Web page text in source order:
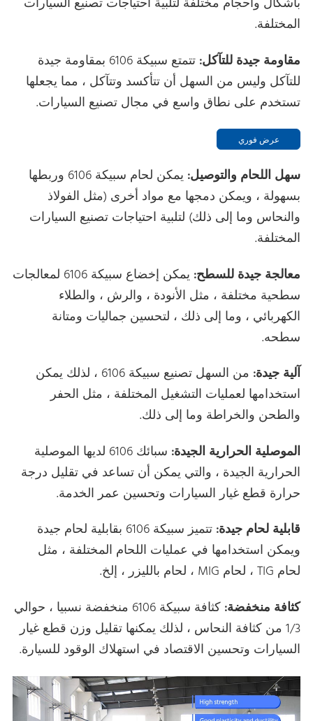
المختلفة.
مقاومة جيدة للتآكل:
تتمتع سبيكة 6106 بمقاومة جيدة
للتآكل وليس من السهل أن تتأكسد وتتآكل ، مما يجعلها
تستخدم على نطاق واسع في مجال تصنيع السيارات.
عرض فوري
سهل اللحام والتوصيل:
يمكن لحام سبيكة 6106 وربطها
بسهولة ، ويمكن دمجها مع مواد أخرى (مثل الفولاذ
والنحاس وما إلى ذلك) لتلبية احتياجات تصنيع السيارات
المختلفة.
معالجة جيدة للسطح:
يمكن إخضاع سبيكة 6106 لمعالجات
سطحية مختلفة ، مثل الأنودة ، والرش ، والطلاء
الكهربائي ، وما إلى ذلك ، لتحسين جماليات ومتانة
سطحه.
آلية جيدة:
من السهل تصنيع سبيكة 6106 ، لذلك يمكن
استخدامها لعمليات التشغيل المختلفة ، مثل الحفر
والطحن والخراطة وما إلى ذلك.
الموصلية الحرارية الجيدة:
سبائك 6106 لديها الموصلية
الحرارية الجيدة ، والتي يمكن أن تساعد في تقليل درجة
حرارة قطع غيار السيارات وتحسين عمر الخدمة.
قابلية لحام جيدة:
تتميز سبيكة 6106 بقابلية لحام جيدة
ويمكن استخدامها في عمليات اللحام المختلفة ، مثل
لحام TIG ، لحام MIG ، لحام بالليزر ، إلخ.
كثافة منخفضة:
كثافة سبيكة 6106 منخفضة نسبيا ، حوالي
1/3 من كثافة النحاس ، لذلك يمكنها تقليل وزن قطع غيار
السيارات وتحسين الاقتصاد في استهلاك الوقود للسيارة.